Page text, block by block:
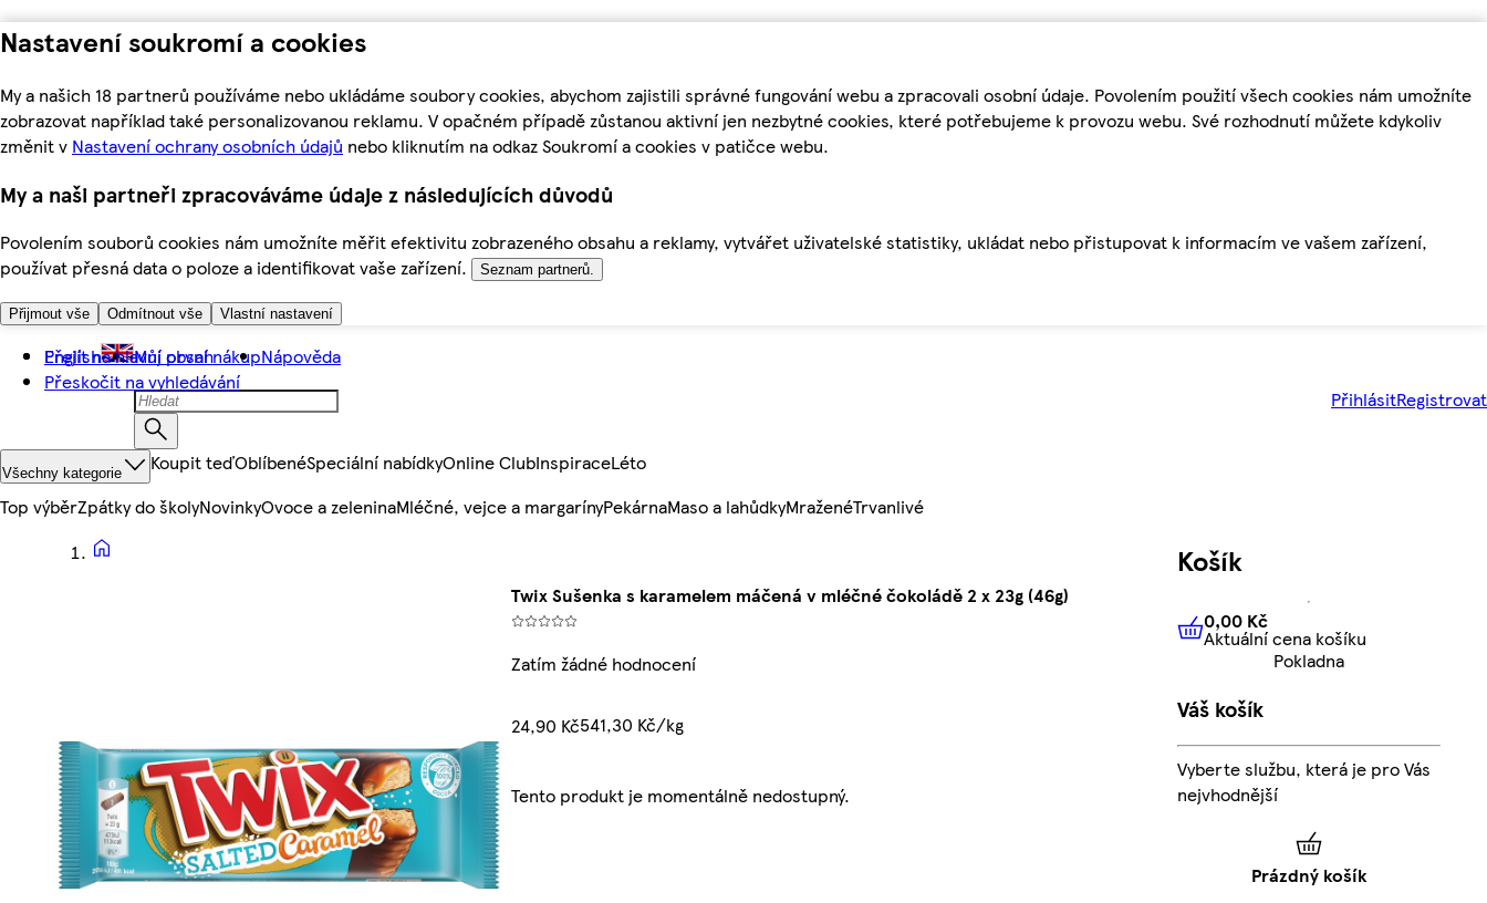
Nastavení soukromí a cookies
My a našich 18 partnerů používáme nebo ukládáme soubory cookies, abychom zajistili správné fungování webu a zpracovali osobní údaje. Povolením použití všech cookies nám umožníte
zobrazovat například také personalizovanou reklamu. V opačném případě zůstanou aktivní jen nezbytné cookies, které potřebujeme k provozu webu. Své rozhodnutí můžete kdykoliv
změnit v Nastavení ochrany osobních údajů nebo kliknutím na odkaz Soukromí a cookies v patičce webu.
My a naši partneři zpracováváme údaje z následujících důvodů
Povolením souborů cookies nám umožníte měřit efektivitu zobrazeného obsahu a reklamy, vytvářet uživatelské statistiky, ukládat nebo přistupovat k informacím ve vašem zařízení,
používat přesná data o poloze a identifikovat vaše zařízení.
Seznam partnerů.
Přijmout vše Odmítnout vše Vlastní nastavení
Přejít na hlavní obsah
Přeskočit na vyhledávání
English Můj první nákupNápověda
PřihlásitRegistrovat
Všechny kategorie Koupit teďOblíbenéSpeciální nabídkyOnline ClubInspiraceLéto
Top výběrZpátky do školyNovinkyOvoce a zeleninaMléčné, vejce a margarínyPekárnaMaso a lahůdkyMraženéTrvanlivé
Twix Sušenka s karamelem máčená v mléčné čokoládě 2 x 23g (46g)
Zatím žádné hodnocení
24,90 Kč541,30 Kč/kg
Tento produkt je momentálně nedostupný.
Košík
0,00 KčAktuální cena košíku
0,00 Kč
Aktuální cena košíku
Pokladna
Váš košík
Vyberte službu, která je pro Vás
nejvhodnější
Prázdný košík